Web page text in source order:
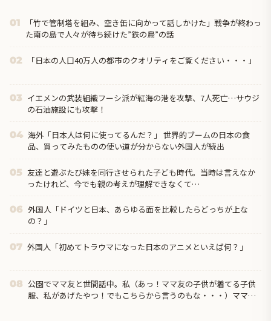
01
「竹で管制塔を組み、空き缶に向かって話しかけた」戦争が終わっ
た南の島で人々が待ち続けた”鉄の鳥”の話
02 「日本の人口40万人の都市のクオリティをご覧ください・・・」
03 イエメンの武装組織フーシ派が紅海の港を攻撃、7人死亡…サウジ
の石油施設にも攻撃！
04 海外「日本人は何に使ってるんだ？」 世界的ブームの日本の食
品、買ってみたものの使い道が分からない外国人が続出
05 友達と遊ぶたび妹を同行させられた子ども時代。当時は言えなか
ったけれど、今でも親の考えが理解できなくて…
06 外国人「ドイツと日本、あらゆる面を比較したらどっちが上な
の？」
07 外国人「初めてトラウマになった日本のアニメといえば何？」
08 公園でママ友と世間話中。私（あっ！ママ友の子供が着てる子供
服、私があげたやつ！でもこちらから言うのもな・・・）ママ友